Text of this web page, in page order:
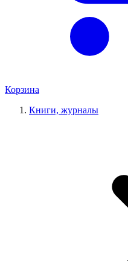
Корзина
Книги, журналы